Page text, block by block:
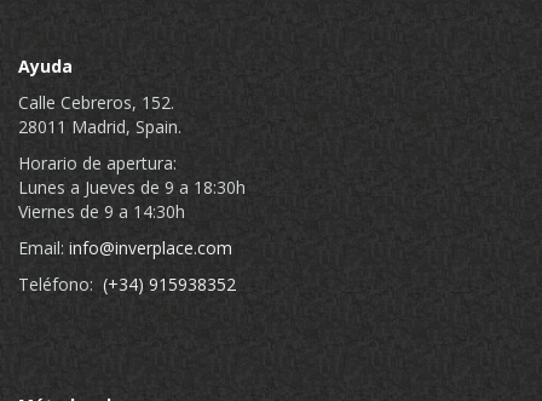
Ayuda
Calle Cebreros, 152.
28011 Madrid, Spain.
Horario de apertura:
Lunes a Jueves de 9 a 18:30h
Viernes de 9 a 14:30h
Email: info@inverplace.com
Teléfono: (+34) 915938352